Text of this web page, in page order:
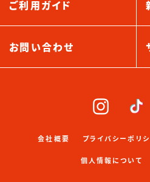
ご利用ガイド
お問い合わせ
会社概要 プライバシーポリ
個人情報について